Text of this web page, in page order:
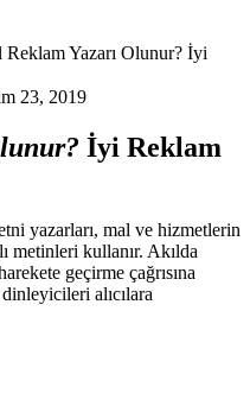
Reklam Yazarı Olunur? İyi
23, 2019
İyi Reklam
yazarları, mal ve hizmetlerin
metinleri kullanır. Akılda
geçirme çağrısına
alıcılara